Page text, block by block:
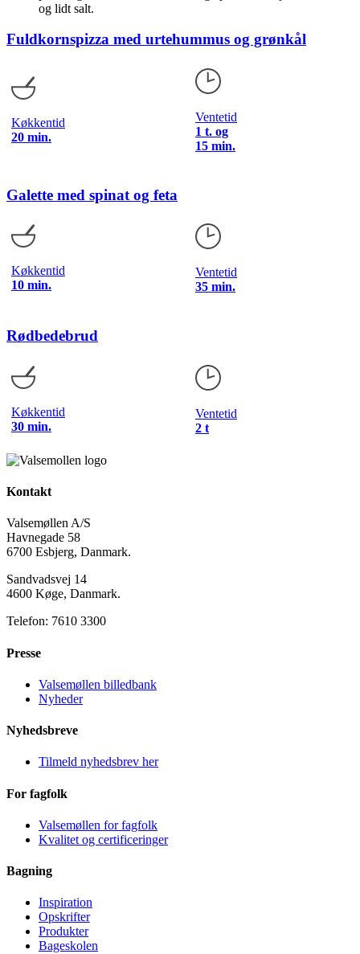
og lidt salt.
Fuldkornspizza med urtehummus og grønkål
Køkkentid
20 min.
Ventetid
1 t. og
15 min.
Galette med spinat og feta
Køkkentid
10 min.
Ventetid
35 min.
Rødbedebrud
Køkkentid
30 min.
Ventetid
2 t
Kontakt
Valsemøllen A/S
Havnegade 58
6700 Esbjerg, Danmark.
Sandvadsvej 14
4600 Køge, Danmark.
Telefon: 7610 3300
Presse
Valsemøllen billedbank
Nyheder
Nyhedsbreve
Tilmeld nyhedsbrev her
For fagfolk
Valsemøllen for fagfolk
Kvalitet og certificeringer
Bagning
Inspiration
Opskrifter
Produkter
Bageskolen